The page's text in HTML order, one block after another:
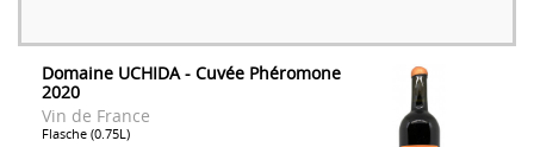
Domaine UCHIDA - Cuvée Phéromone
2020
Vin de France
Flasche (0.75L)